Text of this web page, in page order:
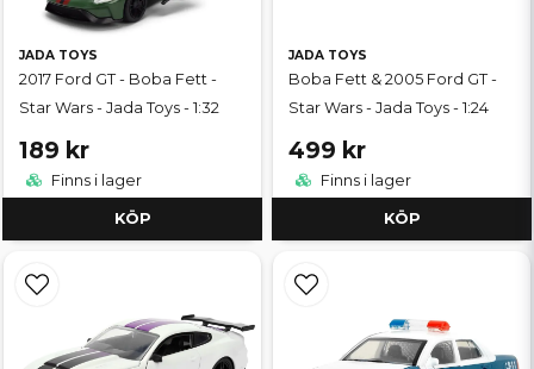
JADA TOYS
2017 Ford GT - Boba Fett -
Star Wars - Jada Toys - 1:32
189 kr
Finns i lager
KÖP
JADA TOYS
Boba Fett & 2005 Ford GT -
Star Wars - Jada Toys - 1:24
499 kr
Finns i lager
KÖP